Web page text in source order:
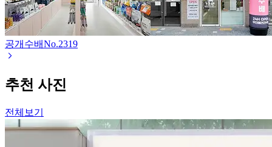
공개수배No.2319
추천 사진
전체보기